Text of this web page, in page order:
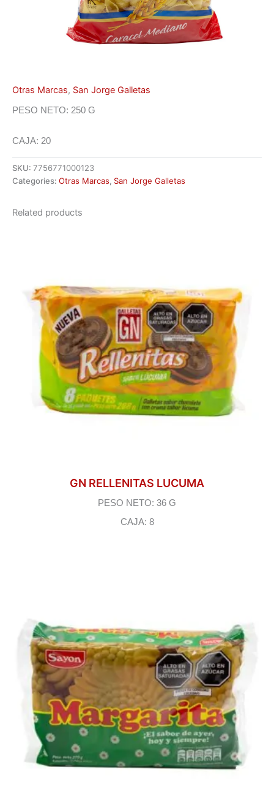
Otras Marcas, San Jorge Galletas
PESO NETO: 250 G
CAJA: 20
SKU: 7756771000123
Categories: Otras Marcas, San Jorge Galletas
Related products
GN RELLENITAS LUCUMA
PESO NETO: 36 G
CAJA: 8